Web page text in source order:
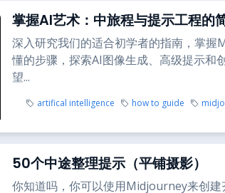
掌握AI艺术：中旅程与提示工程的
深入研究我们的适合初学者的指南，掌
懂的步骤，探索AI图像生成、高级提示和
望...
artifical intelligence how to guide
50个中途整理提示（平铺摄影）
你知道吗，你可以使用Midjourney来创